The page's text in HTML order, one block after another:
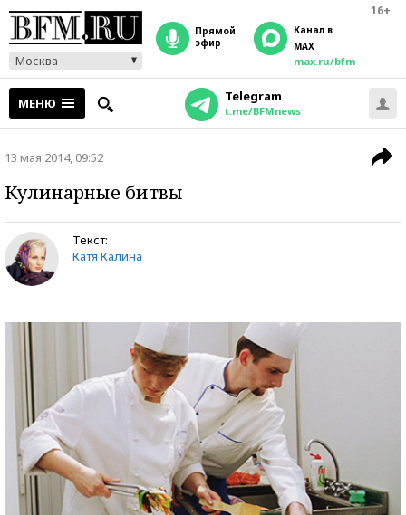
16+
Москва
прямой
эфир
Канал в
MAX
max.ru/bfm
МЕНЮ Telegram
t.me/BFMnews
13 мая 2014, 09:52
Кулинарные битвы
Текст:
Катя Калина